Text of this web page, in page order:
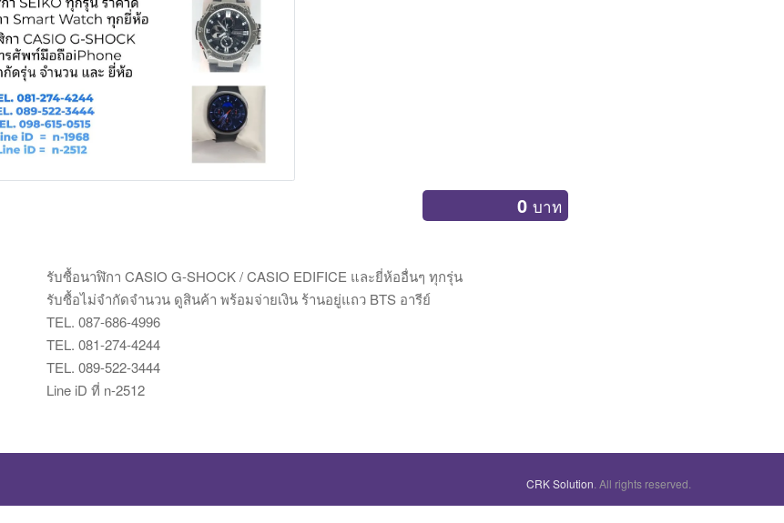
Main Photo
0 บาท
รับซื้อนาฬิกา CASIO G-SHOCK / CASIO EDIFICE และยี่ห้ออื่นๆ ทุกรุ่น
รับซื้อไม่จำกัดจำนวน ดูสินค้า พร้อมจ่ายเงิน ร้านอยู่แถว BTS อารีย์
TEL. 087-686-4996
TEL. 081-274-4244
TEL. 089-522-3444
Line iD ที่ n-2512
CRK Solution . All rights reserved.